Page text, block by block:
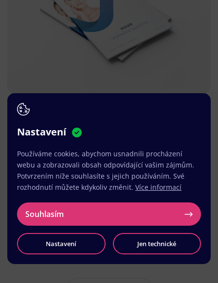
Nastavení
Používáme cookies, abychom usnadnili procházení
webu a zobrazovali obsah odpovídající vašim zájmům.
Potvrzením níže souhlasíte s jejich používáním. Své
rozhodnutí můžete kdykoliv změnit. Více informací
Souhlasím
Nastavení Jen technické